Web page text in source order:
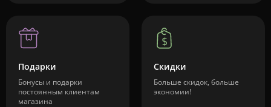
Подарки
Бонусы и подарки
постоянным клиентам
магазина
Скидки
Больше скидок, больше
экономии!